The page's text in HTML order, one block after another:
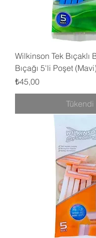
Wilkinson Tek Bıçaklı
Bıçağı 5'li Poşet
Fiyat
₺45,00
Tükendi